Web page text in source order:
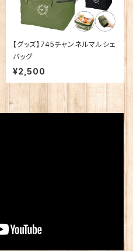
【グッズ】745チャンネルマルシェ
バッグ
¥2,500